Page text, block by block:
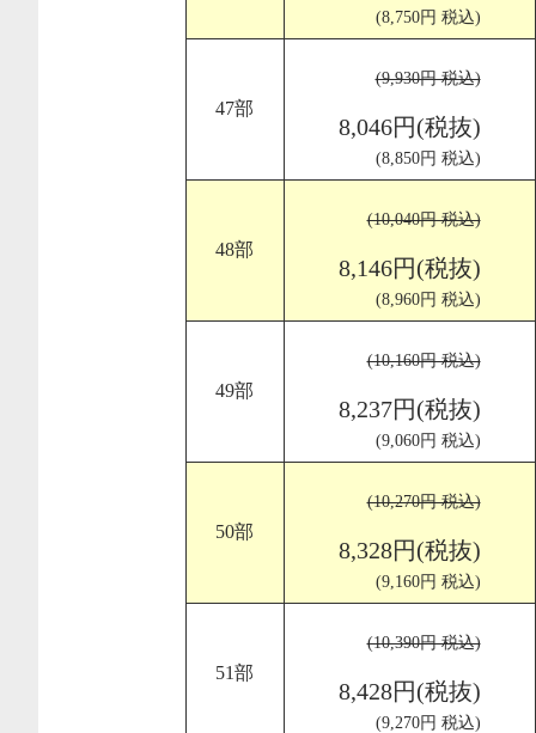
(8,750円 税込)
47部
(9,930円 税込)
8,046円(税抜)
(8,850円 税込)
48部
(10,040円 税込)
8,146円(税抜)
(8,960円 税込)
49部
(10,160円 税込)
8,237円(税抜)
(9,060円 税込)
50部
(10,270円 税込)
8,328円(税抜)
(9,160円 税込)
51部
(10,390円 税込)
8,428円(税抜)
(9,270円 税込)